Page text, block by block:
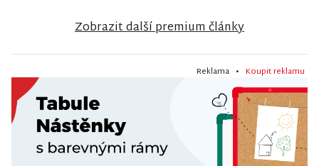
Zobrazit další premium články
Reklama • Koupit reklamu